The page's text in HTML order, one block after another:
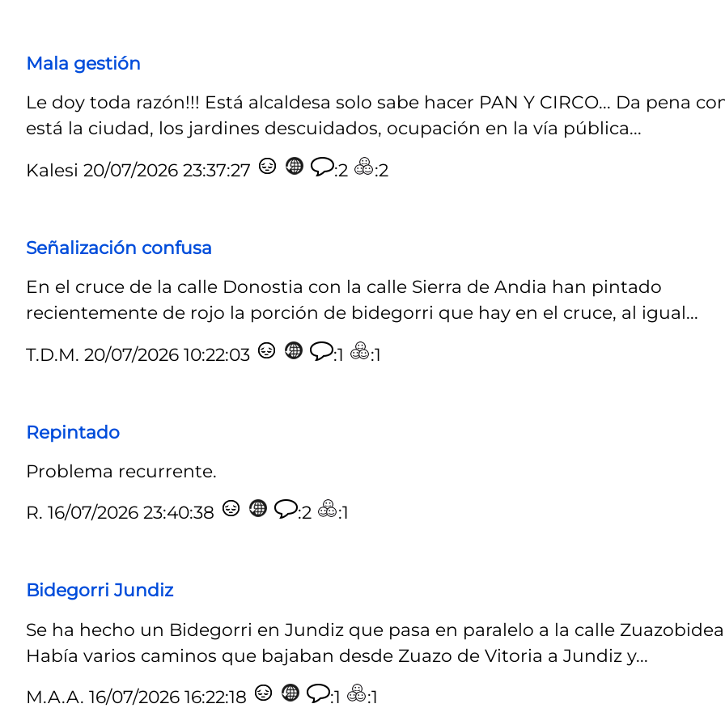
Mala gestión
Le doy toda razón!!! Está alcaldesa solo sabe hacer PAN Y CIRCO... Da pena
está la ciudad, los jardines descuidados, ocupación en la vía pública...
Kalesi 20/07/2026 23:37:27 :2 :2
Señalización confusa
En el cruce de la calle Donostia con la calle Sierra de Andia han pintado
recientemente de rojo la porción de bidegorri que hay en el cruce, al igual...
T.D.M. 20/07/2026 10:22:03 :1 :1
Repintado
Problema recurrente.
R. 16/07/2026 23:40:38 :2 :1
Bidegorri Jundiz
Se ha hecho un Bidegorri en Jundiz que pasa en paralelo a la calle
Había varios caminos que bajaban desde Zuazo de Vitoria a Jundiz y...
M.A.A. 16/07/2026 16:22:18 :1 :1